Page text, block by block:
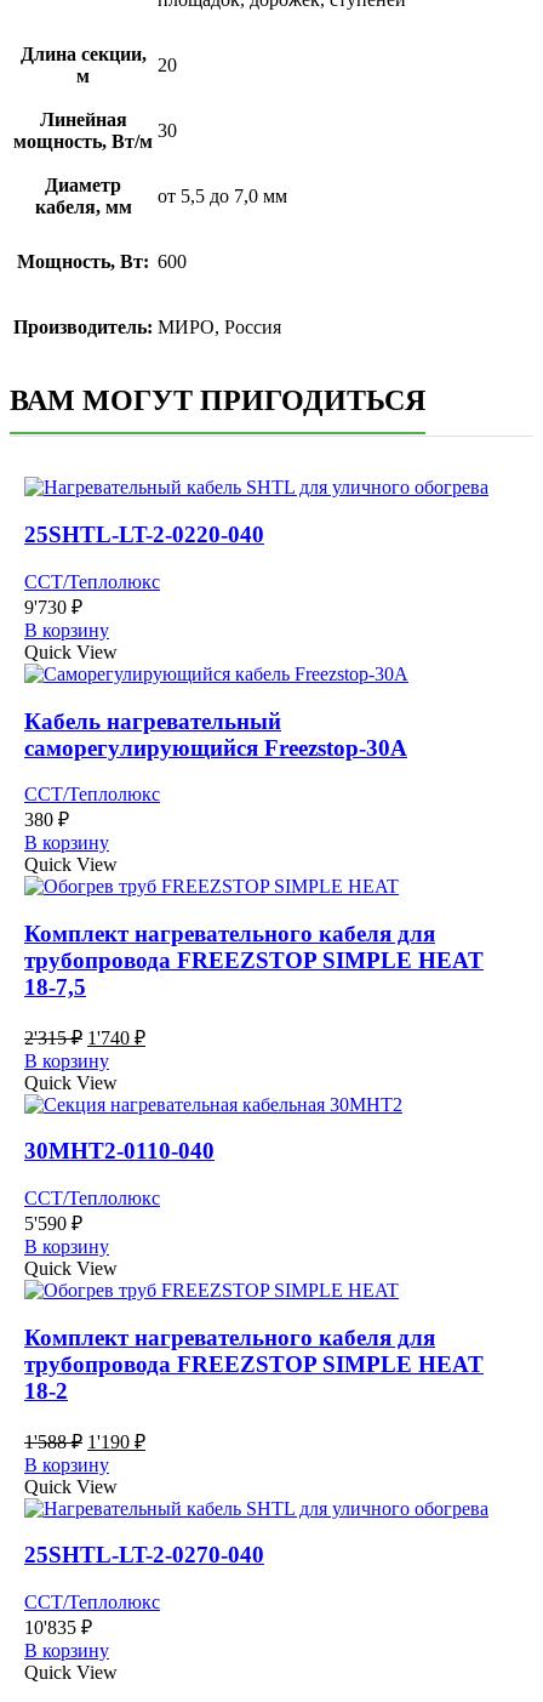
Длина секции,
м
20
Линейная
мощность, Вт/м
30
Диаметр
кабеля, мм
от 5,5 до 7,0 мм
Мощность, Вт: 600
Производитель: МИРО, Россия
ВАМ МОГУТ ПРИГОДИТЬСЯ
25SHTL-LT-2-0220-040
ССТ/Теплолюкс
9'730 ₽
В корзину
Quick View
Кабель нагревательный
саморегулирующийся Freezstop-30А
ССТ/Теплолюкс
380 ₽
В корзину
Quick View
Комплект нагревательного кабеля для
трубопровода FREEZSTOP SIMPLE HEAT
18-7,5
2'315₽ Первоначальная
цена
составляла
2'315 ₽.
1'740 ₽Текущая
В корзину
Quick View
30МНТ2-0110-040
ССТ/Теплолюкс
5'590 ₽
В корзину
Quick View
Комплект нагревательного кабеля для
трубопровода FREEZSTOP SIMPLE HEAT
18-2
1'588₽ Первоначальная
цена
составляла
1'588 ₽.
1'190 ₽Текущая
В корзину
Quick View
25SHTL-LT-2-0270-040
ССТ/Теплолюкс
10'835 ₽
В корзину
Quick View